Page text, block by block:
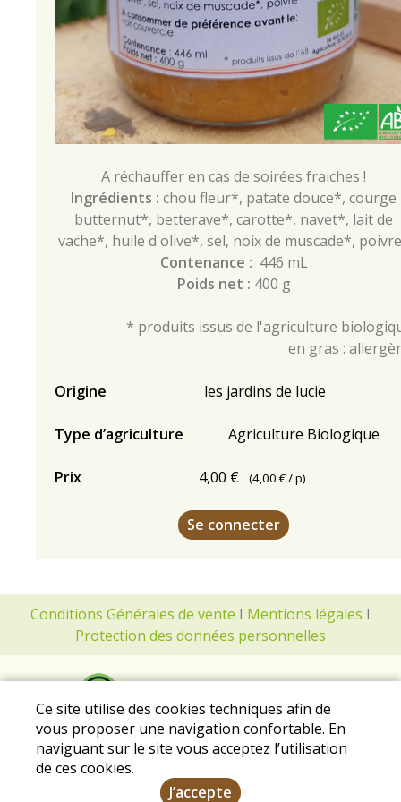
A réchauffer en cas de soirées fraiches !
Ingrédients : chou fleur*, patate douce*, courge
butternut*, betterave*, carotte*, navet*, lait de
vache*, huile d'olive*, sel, noix de muscade*,
Contenance : 446 mL
Poids net : 400 g
* produits issus de l'agriculture
en gras :
Origine les jardins de lucie
Type d’agriculture Agriculture Biologique
Prix 4,00 € (4,00 €/ p)
Se connecter
Conditions Générales de vente I Mentions légales I
Protection des données personnelles
2020 Tous droits réservés - Conçu et géré par
Ce site utilise des cookies techniques afin de
vous proposer une navigation confortable. En
naviguant sur le site vous acceptez l’utilisation
de ces cookies.
J’accepte